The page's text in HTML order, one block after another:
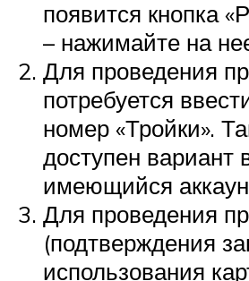
появится кнопка
– нажимайте на
Для проведения
потребуется
номер «Тройки».
доступен вариант
имеющийся
Для проведения
(подтверждения
использования